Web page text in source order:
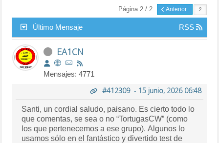
Página 2 / 2 Anterior
Último Mensaje RSS
EA1CN
Mensajes: 4771
#412309- 15 junio, 2026 06:48
Santi, un cordial saludo, paisano. Es cierto todo lo
que comentas, se sea o no “TortugasCW” (como
los que pertenecemos a ese grupo). Algunos lo
usamos sólo en el fantástico y divertido test de